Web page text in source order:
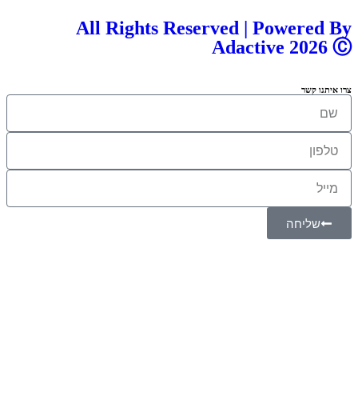
All Rights Reserved | Powered By
Adactive 2026 Ⓒ
צרו איתנו קשר
שליחה